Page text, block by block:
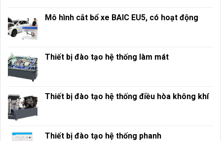
Mô hình cắt bổ xe BAIC EU5, có hoạt động
Thiết bị đào tạo hệ thống làm mát
Thiết bị đào tạo hệ thống điều hòa không khí
Thiết bị đào tạo hệ thống phanh